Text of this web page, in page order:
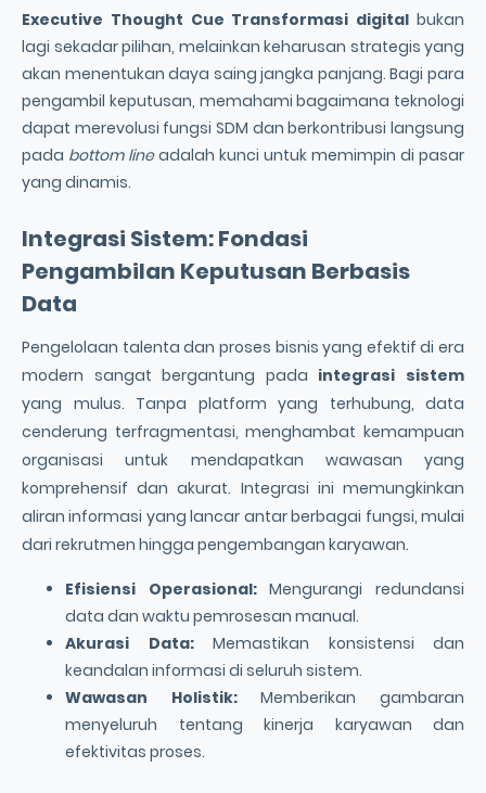
Executive Thought Cue Transformasi digital bukan
lagi sekadar pilihan, melainkan keharusan strategis yang
akan menentukan daya saing jangka panjang. Bagi para
pengambil keputusan, memahami bagaimana teknologi
dapat merevolusi fungsi SDM dan berkontribusi langsung
pada bottom lineadalah kunci untuk memimpin di pasar
yang dinamis.
Integrasi Sistem: Fondasi
Pengambilan Keputusan Berbasis
Data
Pengelolaan talenta dan proses bisnis yang efektif di era
modern sangat bergantung pada integrasi sistem
yang mulus. Tanpa platform yang terhubung, data
cenderung terfragmentasi, menghambat kemampuan
organisasi untuk mendapatkan wawasan yang
komprehensif dan akurat. Integrasi ini memungkinkan
aliran informasi yang lancar antar berbagai fungsi, mulai
dari rekrutmen hingga pengembangan karyawan.
Efisiensi Operasional:Mengurangi redundansi
data dan waktu pemrosesan manual.
Akurasi Data:Memastikan konsistensi dan
keandalan informasi di seluruh sistem.
Wawasan Holistik:Memberikan gambaran
menyeluruh tentang kinerja karyawan dan
efektivitas proses.